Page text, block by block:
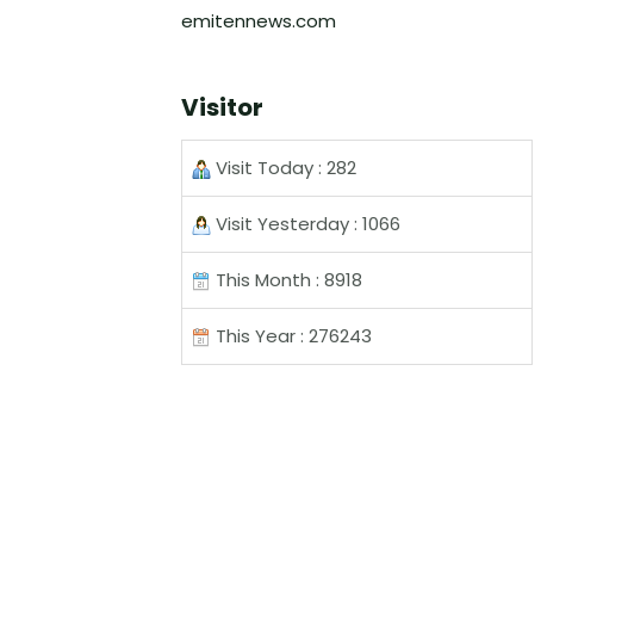
emitennews.com
Visitor
Visit Today : 282
Visit Yesterday : 1066
This Month : 8918
This Year : 276243